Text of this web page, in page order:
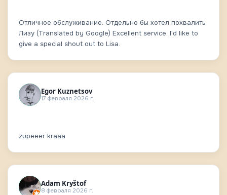
Отличное обслуживание. Отдельно бы хотел похвалить
Лизу (Translated by Google) Excellent service. I'd like to
give a special shout out to Lisa.
Egor Kuznetsov
17 февраля 2026 г.
zupeeer kraaa
Adam Kryštof
8 февраля 2026 г.